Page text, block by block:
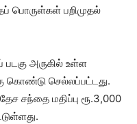
பொருள்கள் பறிமுதல்
அருகில் உள்ள
கொண்டு செல்லப்பட்டது.
சந்தை மதிப்பு ரூ.3,000